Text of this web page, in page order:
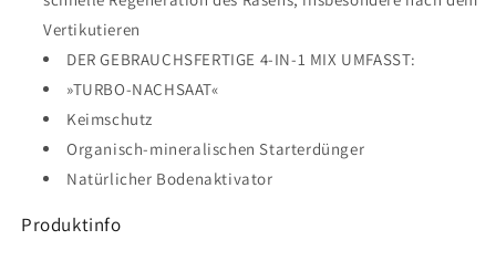
Vertikutieren
DER GEBRAUCHSFERTIGE 4-IN-1 MIX UMFASST:
»TURBO-NACHSAAT«
Keimschutz
Organisch-mineralischen Starterdünger
Natürlicher Bodenaktivator
Produktinfo